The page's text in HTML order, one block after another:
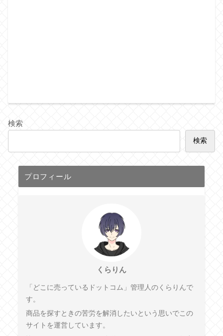
検索
検索
プロフィール
くらりん
「どこに売っているドットコム」管理人のくらりんで
す。
商品を探すときの苦労を解消したいという思いでこの
サイトを運営しています。